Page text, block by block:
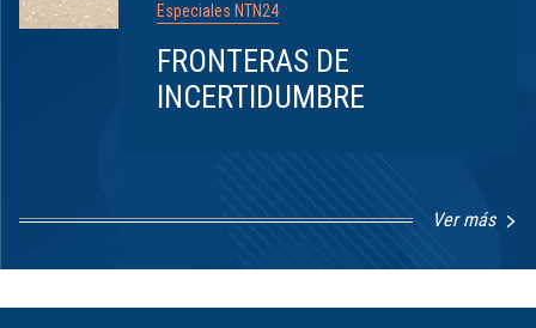
Especiales NTN24
FRONTERAS DE
INCERTIDUMBRE
Ver más
1
8